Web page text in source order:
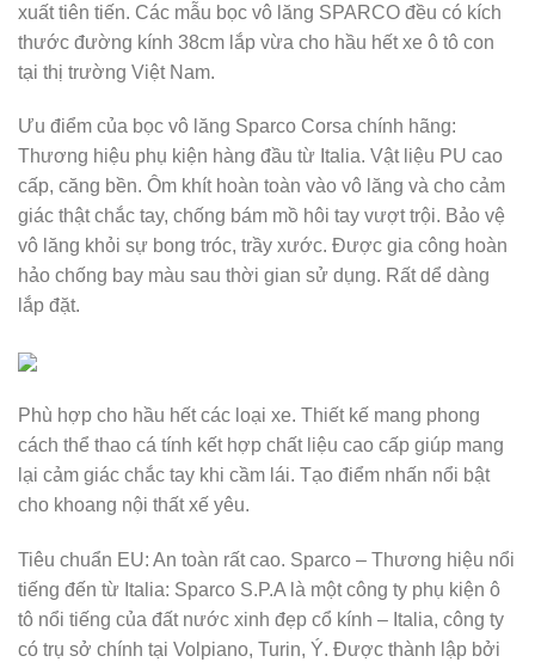
xuất tiên tiến. Các mẫu bọc vô lăng SPARCO đều có kích
thước đường kính 38cm lắp vừa cho hầu hết xe ô tô con
tại thị trường Việt Nam.
Ưu điểm của bọc vô lăng Sparco Corsa chính hãng:
Thương hiệu phụ kiện hàng đầu từ Italia. Vật liệu PU cao
cấp, căng bền. Ôm khít hoàn toàn vào vô lăng và cho cảm
giác thật chắc tay, chống bám mồ hôi tay vượt trội. Bảo vệ
vô lăng khỏi sự bong tróc, trầy xước. Được gia công hoàn
hảo chống bay màu sau thời gian sử dụng. Rất dể dàng
lắp đặt.
Phù hợp cho hầu hết các loại xe. Thiết kế mang phong
cách thể thao cá tính kết hợp chất liệu cao cấp giúp mang
lại cảm giác chắc tay khi cầm lái. Tạo điểm nhấn nổi bật
cho khoang nội thất xế yêu.
Tiêu chuẩn EU: An toàn rất cao. Sparco – Thương hiệu nổi
tiếng đến từ Italia: Sparco S.P.A là một công ty phụ kiện ô
tô nổi tiếng của đất nước xinh đẹp cổ kính – Italia, công ty
có trụ sở chính tại Volpiano, Turin, Ý. Được thành lập bởi